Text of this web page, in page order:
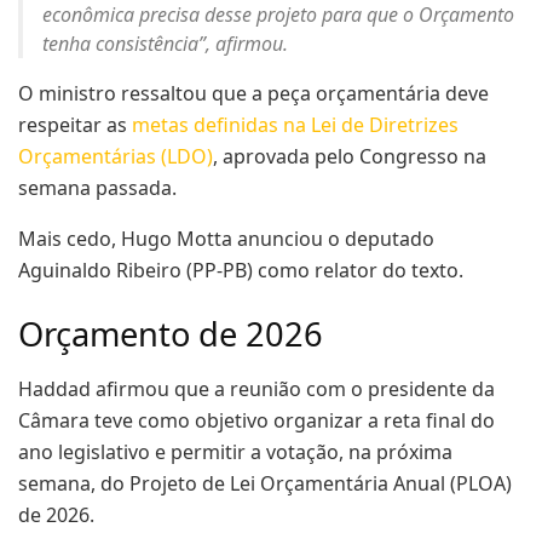
econômica precisa desse projeto para que o Orçamento
tenha consistência”, afirmou.
O ministro ressaltou que a peça orçamentária deve
respeitar as metas definidas na Lei de Diretrizes
Orçamentárias (LDO), aprovada pelo Congresso na
semana passada.
Mais cedo, Hugo Motta anunciou o deputado
Aguinaldo Ribeiro (PP-PB) como relator do texto.
Orçamento de 2026
Haddad afirmou que a reunião com o presidente da
Câmara teve como objetivo organizar a reta final do
ano legislativo e permitir a votação, na próxima
semana, do Projeto de Lei Orçamentária Anual (PLOA)
de 2026.